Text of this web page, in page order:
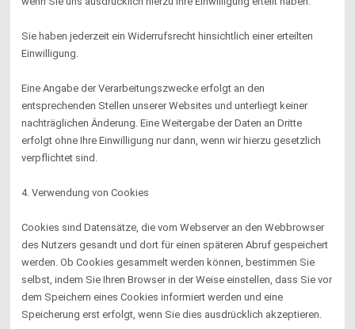
Sie haben jederzeit ein Widerrufsrecht hinsichtlich einer erteilten
Einwilligung.
Eine Angabe der Verarbeitungszwecke erfolgt an den
entsprechenden Stellen unserer Websites und unterliegt keiner
nachträglichen Änderung. Eine Weitergabe der Daten an Dritte
erfolgt ohne Ihre Einwilligung nur dann, wenn wir hierzu gesetzlich
verpflichtet sind.
4. Verwendung von Cookies
Cookies sind Datensätze, die vom Webserver an den Webbrowser
des Nutzers gesandt und dort für einen späteren Abruf gespeichert
werden. Ob Cookies gesammelt werden können, bestimmen Sie
selbst, indem Sie Ihren Browser in der Weise einstellen, dass Sie vor
dem Speichern eines Cookies informiert werden und eine
Speicherung erst erfolgt, wenn Sie dies ausdrücklich akzeptieren.